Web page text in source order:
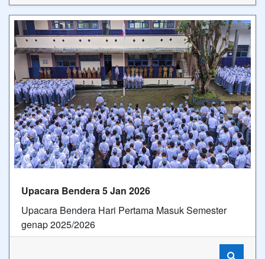
Upacara Bendera 5 Jan 2026
Upacara Bendera Hari Pertama Masuk Semester
genap 2025/2026